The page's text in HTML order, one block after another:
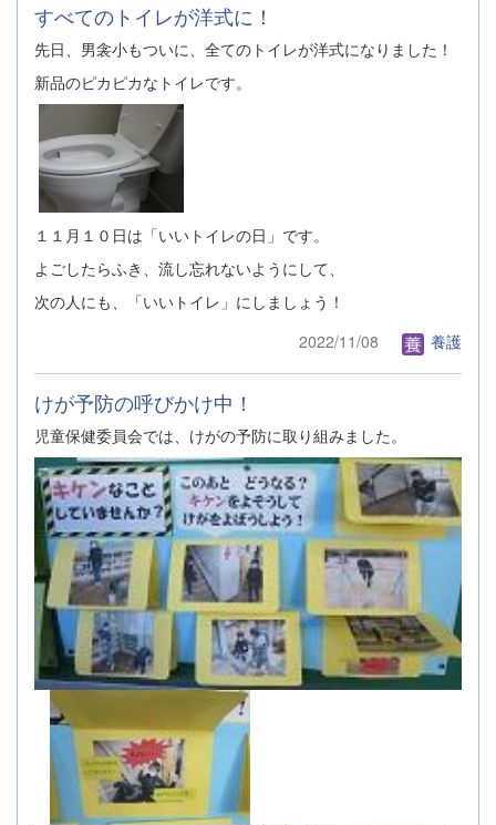
すべてのトイレが洋式に！
先日、男衾小もついに、全てのトイレが洋式になりました！
新品のピカピカなトイレです。
１１月１０日は「いいトイレの日」です。
よごしたらふき、流し忘れないようにして、
次の人にも、「いいトイレ」にしましょう！
2022/11/08
養護
けが予防の呼びかけ中！
児童保健委員会では、けがの予防に取り組みました。